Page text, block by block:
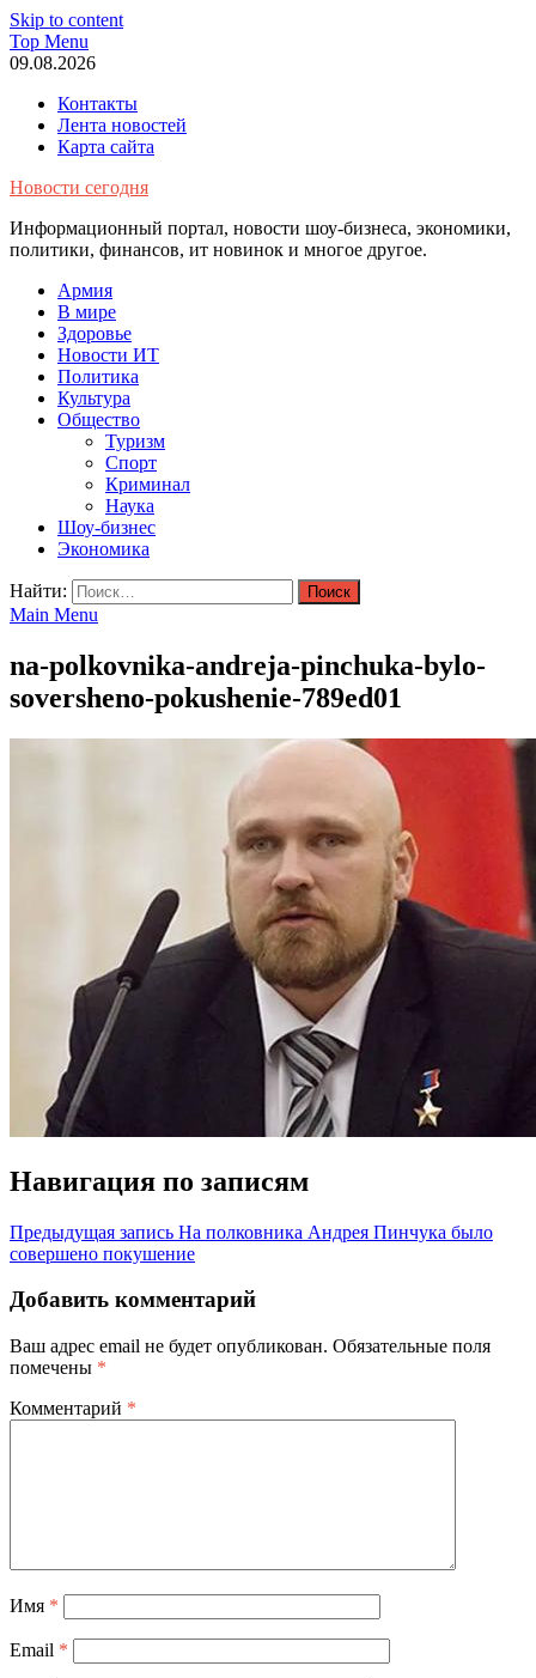
Skip to content
Top Menu
09.08.2026
Контакты
Лента новостей
Карта сайта
Новости сегодня
Информационный портал, новости шоу-бизнеса, экономики,
политики, финансов, ит новинок и многое другое.
Армия
В мире
Здоровье
Новости ИТ
Политика
Культура
Общество
Туризм
Спорт
Криминал
Наука
Шоу-бизнес
Экономика
Найти:
Main Menu
na-polkovnika-andreja-pinchuka-bylo-
soversheno-pokushenie-789ed01
Навигация по записям
Предыдущая запись На полковника Андрея Пинчука было
совершено покушение
Добавить комментарий
Ваш адрес email не будет опубликован. Обязательные поля
помечены *
Комментарий *
Имя *
Email *